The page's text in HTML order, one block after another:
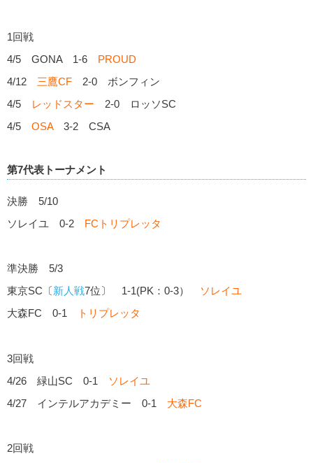
1回戦
4/5 GONA 1-6 PROUD
4/12 三鷹CF 2-0 ボンフィン
4/5
レッドスター 2-0 ロッソSC
4/5 OSA3-2 CSA
第7代表トーナメント
決勝 5/10
ソレイユ 0-2 FCトリプレッタ
準決勝 5/3
東京SC〔 新人戦7位〕 1-1(PK：0-3）
ソレイユ
大森FC 0-1
トリプレッタ
3回戦
4/26 緑山SC 0-1
ソレイユ
4/27 インテルアカデミー 0-1 大森FC
2回戦